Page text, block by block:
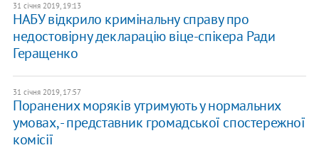
31 січня 2019, 19:13
НАБУ відкрило кримінальну справу про
недостовірну декларацію віце-спікера Ради
Геращенко
31 січня 2019, 17:57
Поранених моряків утримують у нормальних
умовах, - представник громадської спостережної
комісії